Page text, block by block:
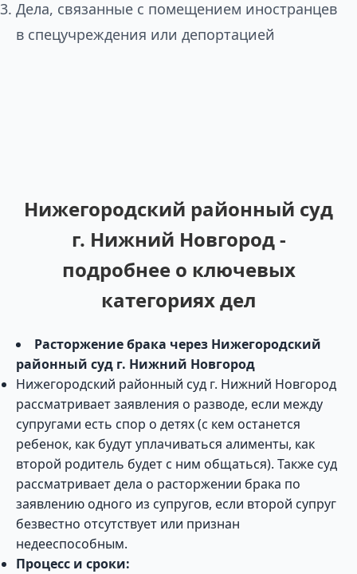
Дела, связанные с помещением иностранцев
в спецучреждения или депортацией
Нижегородский районный суд
г. Нижний Новгород -
подробнее о ключевых
категориях дел
Расторжение брака через Нижегородский
районный суд г. Нижний Новгород
Нижегородский районный суд г. Нижний Новгород
рассматривает заявления о разводе, если между
супругами есть спор о детях (с кем останется
ребенок, как будут уплачиваться алименты, как
второй родитель будет с ним общаться). Также суд
рассматривает дела о расторжении брака по
заявлению одного из супругов, если второй супруг
безвестно отсутствует или признан
недееспособным.
Процесс и сроки: